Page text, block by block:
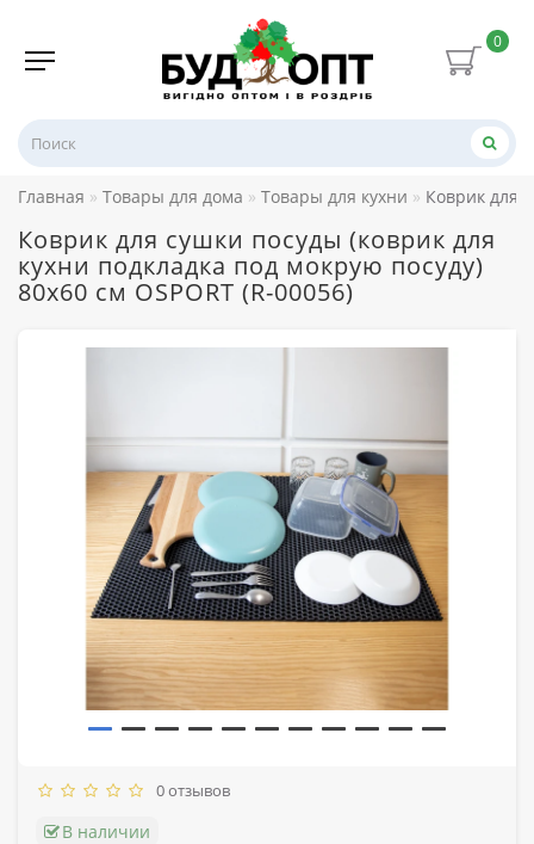
0
Главная Товары для дома Товары для кухни Коврик для
Коврик для сушки посуды (коврик для
кухни подкладка под мокрую посуду)
80х60 см OSPORT (R-00056)
0 отзывов
В наличии